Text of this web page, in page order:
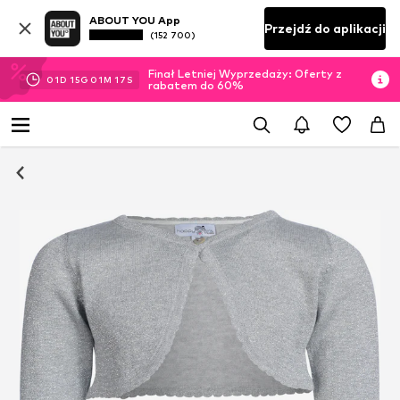
ABOUT YOU App
(152 700) Przejdź do aplikacji
01D 15G 01M 17 S
Finał Letniej Wyprzedaży: Oferty z
rabatem do 60%